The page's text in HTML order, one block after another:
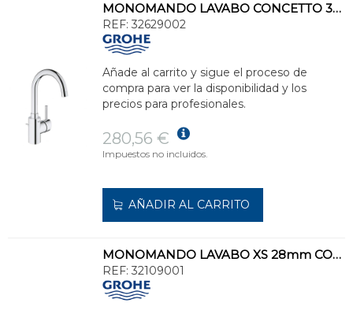
MONOMANDO LAVABO CONCETTO 35mm VACIADOR L ZERO ZINC Y PLOMO
REF: 32629002
Añade al carrito y sigue el proceso de
compra para ver la disponibilidad y los
precios para profesionales.
280,56 €
Impuestos no incluidos.
AÑADIR AL CARRITO
MONOMANDO LAVABO XS 28mm CON VACIADOR CROMO
REF: 32109001